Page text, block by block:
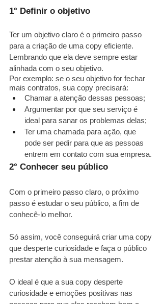
1° Definir o objetivo
Ter um objetivo claro é o primeiro passo
para a criação de uma copy eficiente.
Lembrando que ela deve sempre estar
alinhada com o seu objetivo.
Por exemplo: se o seu objetivo for fechar
mais contratos, sua copy precisará:
Chamar a atenção dessas pessoas;
Argumentar por que seu serviço é
ideal para sanar os problemas delas;
Ter uma chamada para ação, que
pode ser pedir para que as pessoas
entrem em contato com sua empresa.
2° Conhecer seu público
Com o primeiro passo claro, o próximo
passo é estudar o seu público, a fim de
conhecê-lo melhor.
Só assim, você conseguirá criar uma copy
que desperte curiosidade e faça o público
prestar atenção à sua mensagem.
O ideal é que a sua copy desperte
curiosidade e emoções positivas nas